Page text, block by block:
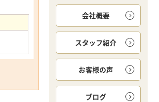
会社概要
スタッフ紹介
お客様の声
ブログ